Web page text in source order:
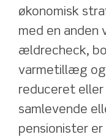
økonomisk
med en anden
ældrecheck,
varmetillæg og
reduceret eller
samlevende
pensionister